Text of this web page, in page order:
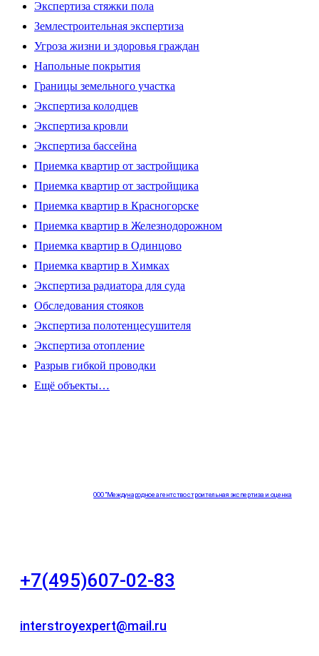
Экспертиза стяжки пола
Землестроительная экспертиза
Угроза жизни и здоровья граждан
Напольные покрытия
Границы земельного участка
Экспертиза колодцев
Экспертиза кровли
Экспертиза бассейна
Приемка квартир от застройщика
Приемка квартир от застройщика
Приемка квартир в Красногорске
Приемка квартир в Железнодорожном
Приемка квартир в Одинцово
Приемка квартир в Химках
Экспертиза радиатора для суда
Обследования стояков
Экспертиза полотенцесушителя
Экспертиза отопление
Разрыв гибкой проводки
Ещё объекты…
ООО "Международное агентство строительная экспертиза и оценка
+7(495)607-02-83
interstroyexpert@mail.ru